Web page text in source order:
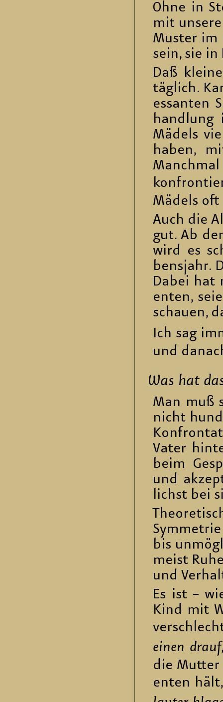
Ohne in
mit
Mus­ter im
sein, sie
Daß
täg­lich.
es­san­ten
hand­lung
Mä­dels
haben,
Mä­dels oft
Auch die
gut. Ab
wird es
bens­jahr.
Dabei hat
en­ten,
schau­en,
Ich sag
und
Was hat
Man muß
nicht
Vater
beim
und
lichst bei
bis
meist
und
Es ist –
Kind mit
einen drauf
die
en­ten